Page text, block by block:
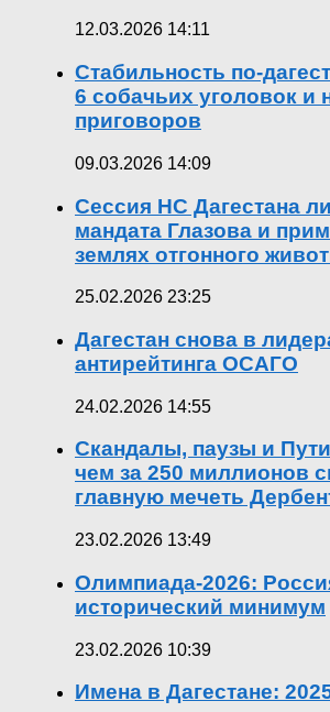
12.03.2026 14:11
Стабильность по-
6 собачьих уголовок и
приговоров
09.03.2026 14:09
Сессия НС Дагестана
мандата Глазова и
землях отгонного
25.02.2026 23:25
Дагестан снова в
антирейтинга ОСАГО
24.02.2026 14:55
Скандалы, паузы и
чем за 250 миллионов
главную мечеть
23.02.2026 13:49
Олимпиада-2026:
исторический минимум
23.02.2026 10:39
Имена в Дагестане: